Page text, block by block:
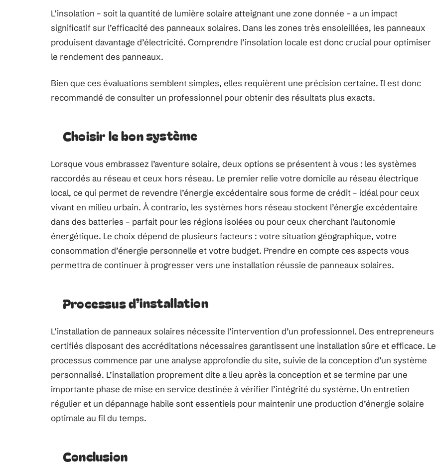
L’insolation – soit la quantité de lumière solaire atteignant une zone donnée – a un impact
significatif sur l’efficacité des panneaux solaires. Dans les zones très ensoleillées, les panneaux
produisent davantage d’électricité. Comprendre l’insolation locale est donc crucial pour optimiser
le rendement des panneaux.
Bien que ces évaluations semblent simples, elles requièrent une précision certaine. Il est donc
recommandé de consulter un professionnel pour obtenir des résultats plus exacts.
Choisir le bon système
Lorsque vous embrassez l’aventure solaire, deux options se présentent à vous : les systèmes
raccordés au réseau et ceux hors réseau. Le premier relie votre domicile au réseau électrique
local, ce qui permet de revendre l’énergie excédentaire sous forme de crédit – idéal pour ceux
vivant en milieu urbain. À contrario, les systèmes hors réseau stockent l’énergie excédentaire
dans des batteries – parfait pour les régions isolées ou pour ceux cherchant l’autonomie
énergétique. Le choix dépend de plusieurs facteurs : votre situation géographique, votre
consommation d’énergie personnelle et votre budget. Prendre en compte ces aspects vous
permettra de continuer à progresser vers une installation réussie de panneaux solaires.
Processus d’installation
L’installation de panneaux solaires nécessite l’intervention d’un professionnel. Des entrepreneurs
certifiés disposant des accréditations nécessaires garantissent une installation sûre et efficace. Le
processus commence par une analyse approfondie du site, suivie de la conception d’un système
personnalisé. L’installation proprement dite a lieu après la conception et se termine par une
importante phase de mise en service destinée à vérifier l’intégrité du système. Un entretien
régulier et un dépannage habile sont essentiels pour maintenir une production d’énergie solaire
optimale au fil du temps.
Conclusion